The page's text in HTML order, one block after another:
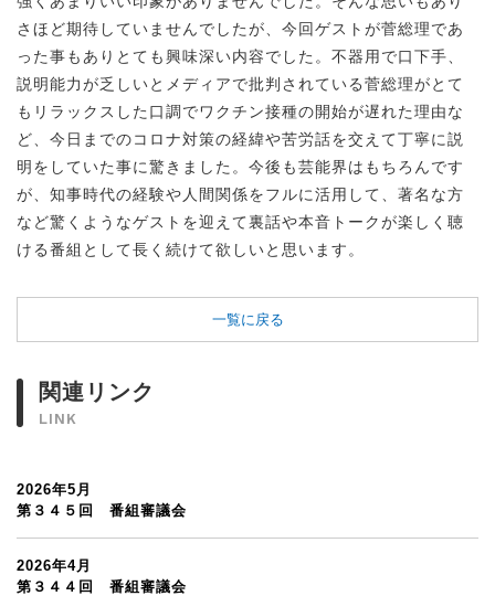
さほど期待していませんでしたが、今回ゲストが菅総理であ
った事もありとても興味深い内容でした。不器用で口下手、
説明能力が乏しいとメディアで批判されている菅総理がとて
もリラックスした口調でワクチン接種の開始が遅れた理由な
ど、今日までのコロナ対策の経緯や苦労話を交えて丁寧に説
明をしていた事に驚きました。今後も芸能界はもちろんです
が、知事時代の経験や人間関係をフルに活用して、著名な方
など驚くようなゲストを迎えて裏話や本音トークが楽しく聴
ける番組として長く続けて欲しいと思います。
一覧に戻る
関連リンク
LINK
2026年5月
第３４５回 番組審議会
2026年4月
第３４４回 番組審議会